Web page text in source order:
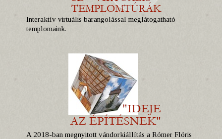
Interaktív virtuális barangolással meglátogatható
templomaink.
A 2018-ban megnyitott vándorkiállítás a Rómer Flóris